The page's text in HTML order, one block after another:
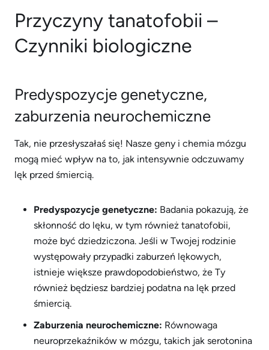
Przyczyny tanatofobii –
Czynniki biologiczne
Predyspozycje genetyczne,
zaburzenia neurochemiczne
Tak, nie przesłyszałaś się! Nasze geny i chemia mózgu
mogą mieć wpływ na to, jak intensywnie odczuwamy
lęk przed śmiercią.
Predyspozycje genetyczne: Badania pokazują, że
skłonność do lęku, w tym również tanatofobii,
może być dziedziczona. Jeśli w Twojej rodzinie
występowały przypadki zaburzeń lękowych,
istnieje większe prawdopodobieństwo, że Ty
również będziesz bardziej podatna na lęk przed
śmiercią.
Zaburzenia neurochemiczne: Równowaga
neuroprzekaźników w mózgu, takich jak serotonina